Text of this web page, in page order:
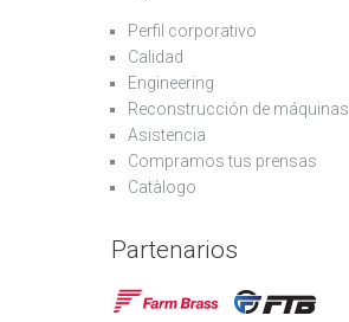
Perfil corporativo
Calidad
Engineering
Reconstrucción de máquinas
Asistencia
Compramos tus prensas
Catàlogo
Partenarios